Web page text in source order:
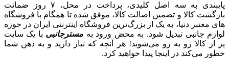
پایبندی به سه اصل کلیدی، پرداخت در محل، ۷ روز ضمانت
بازگشت کالا و تضمین اصالت کالا، موفق شده تا همگام با فروشگاه‌
های معتبر دنیا، به یک از بزرگ‌ترین فروشگاه اینترنتی ایران در حوزه
لوازم جانبی تبدیل شود. به محض ورود به مسترجانبی با یک سایت
پر از کالا رو به رو می‌شوید! هر آنچه که نیاز دارید و به ذهن شما
خطور می‌کند در اینجا پیدا خواهید کرد.